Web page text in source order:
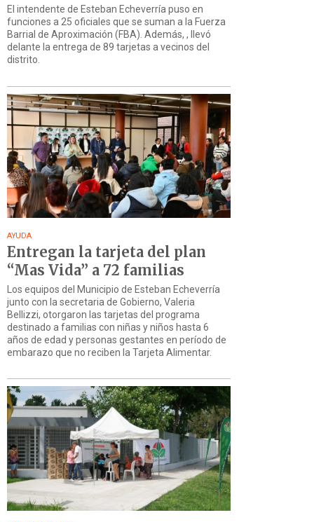
El intendente de Esteban Echeverría puso en
funciones a 25 oficiales que se suman a la Fuerza
Barrial de Aproximación (FBA). Además, , llevó
delante la entrega de 89 tarjetas a vecinos del
distrito.
AYUDA
Entregan la tarjeta del plan
“Mas Vida” a 72 familias
Los equipos del Municipio de Esteban Echeverría
junto con la secretaria de Gobierno, Valeria
Bellizzi, otorgaron las tarjetas del programa
destinado a familias con niñas y niños hasta 6
años de edad y personas gestantes en período de
embarazo que no reciben la Tarjeta Alimentar.